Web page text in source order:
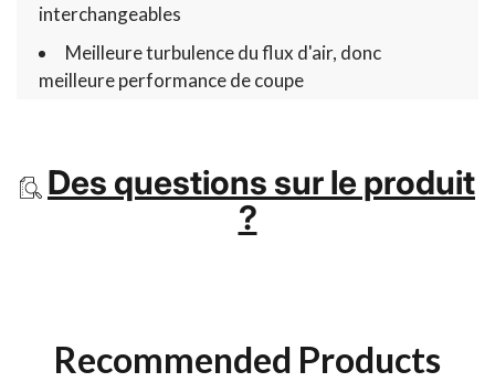
interchangeables
Meilleure turbulence du flux d'air, donc
meilleure performance de coupe
Des questions sur le produit
?
Recommended Products